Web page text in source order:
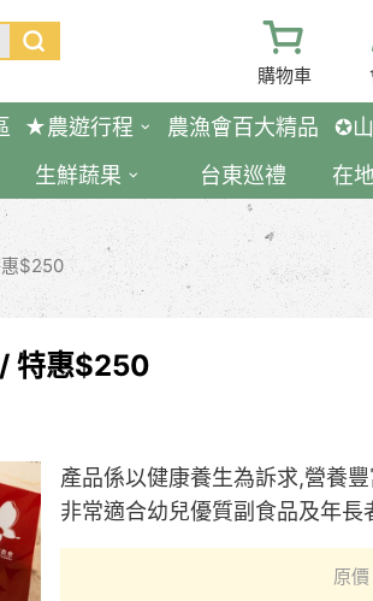
購物車
★農遊行程 農漁會百大精品 ✪
生鮮蔬果 台東巡禮 在
$250
特惠$250
產品係以健康養生為訴求,營養
非常適合幼兒優質副食品及年長
原價